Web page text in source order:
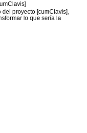
proyecto [cumClavis],
lo que sería la